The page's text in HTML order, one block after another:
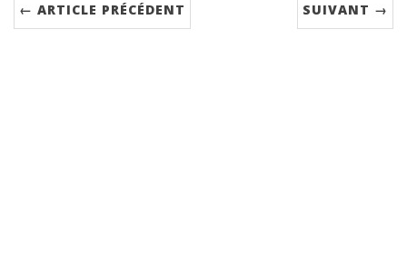
← ARTICLE PRÉCÉDENT SUIVANT →